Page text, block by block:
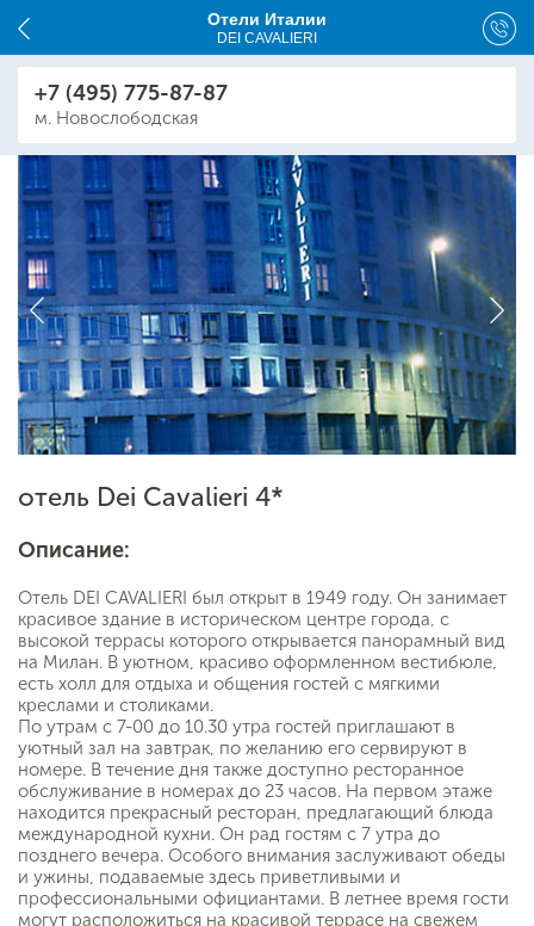
Отели Италии
DEI CAVALIERI
+7 (495) 775-87-87
м. Новослободская
отель Dei Cavalieri 4*
Описание:
Отель DEI CAVALIERI был открыт в 1949 году. Он занимает
красивое здание в историческом центре города, с
высокой террасы которого открывается панорамный вид
на Милан. В уютном, красиво оформленном вестибюле,
есть холл для отдыха и общения гостей с мягкими
креслами и столиками.
По утрам с 7-00 до 10.30 утра гостей приглашают в
уютный зал на завтрак, по желанию его сервируют в
номере. В течение дня также доступно ресторанное
обслуживание в номерах до 23 часов. На первом этаже
находится прекрасный ресторан, предлагающий блюда
международной кухни. Он рад гостям с 7 утра до
позднего вечера. Особого внимания заслуживают обеды
и ужины, подаваемые здесь приветливыми и
профессиональными официантами. В летнее время гости
могут расположиться на красивой террасе на свежем